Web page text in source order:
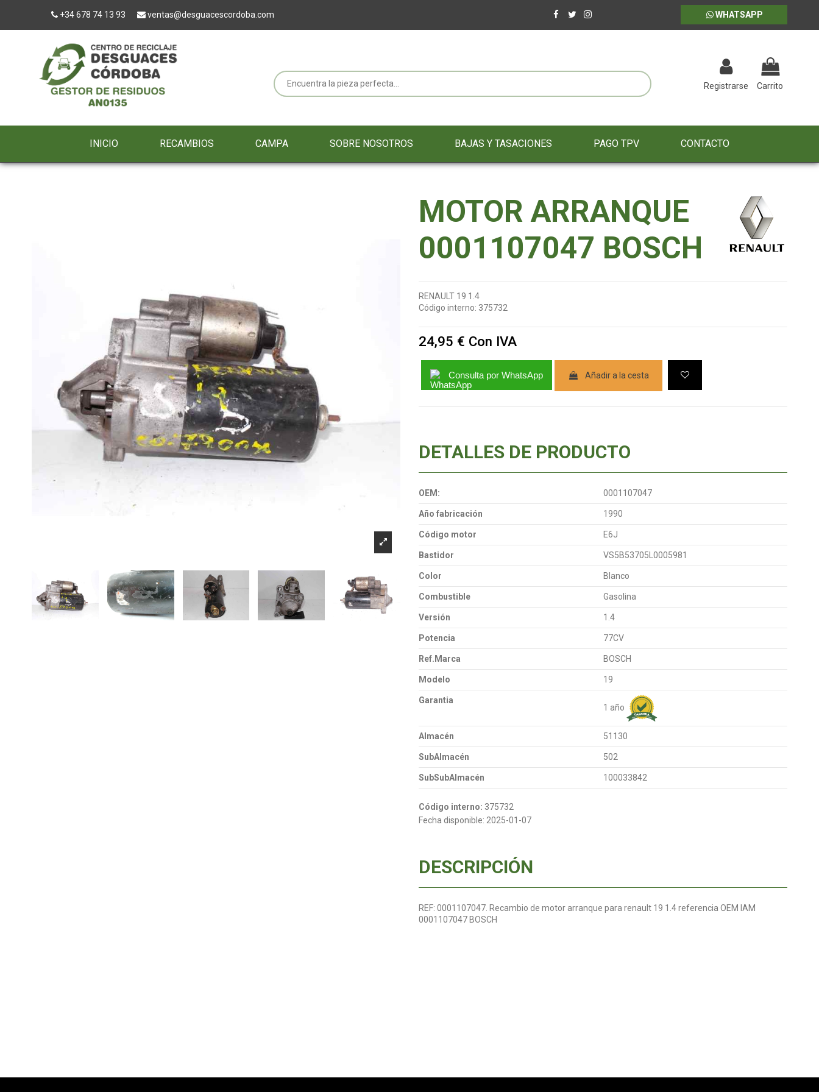
+34 678 74 13 93 ventas@desguacescordoba.com WHATSAPP
Registrarse Carrito
INICIO RECAMBIOS CAMPA SOBRE NOSOTROS BAJAS Y TASACIONES PAGO TPV CONTACTO
MOTOR ARRANQUE
0001107047 BOSCH
RENAULT 19 1.4
Código interno: 375732
24,95 € Con IVA
Consulta por WhatsApp Añadir a la cesta
DETALLES DE PRODUCTO
OEM: 0001107047
Año fabricación 1990
Código motor E6J
Bastidor VS5B53705L0005981
Color Blanco
Combustible Gasolina
Versión 1.4
Potencia 77CV
Ref.Marca BOSCH
Modelo 19
Garantia
1 año
Almacén 51130
SubAlmacén 502
SubSubAlmacén 100033842
Código interno: 375732
Fecha disponible: 2025-01-07
DESCRIPCIÓN
REF: 0001107047. Recambio de motor arranque para renault 19 1.4 referencia OEM IAM
0001107047 BOSCH